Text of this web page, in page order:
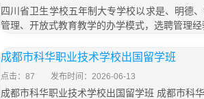
四川省卫生学校五年制大专学校以求是、明德
管理、开放式教育教学的办学模式，选聘管理
成都市科华职业技术学校出国留学班
点击：87 发布时间：2026-06-13
成都市科华职业技术学校出国留学班 成都市科